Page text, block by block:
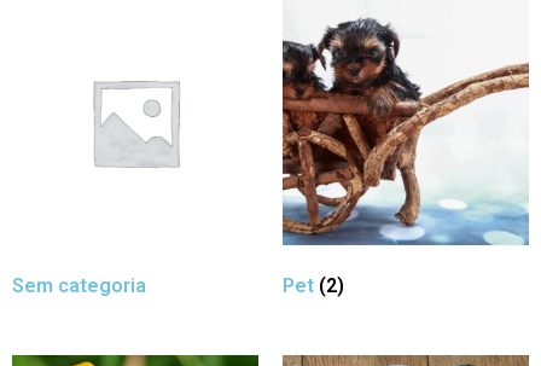
Sem categoria Pet (2)